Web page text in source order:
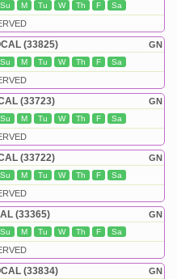
Su M Tu W Th F Sa
GN
(33825)
Su M Tu W Th F Sa
GN
(33723)
Su M Tu W Th F Sa
GN
(33722)
Su M Tu W Th F Sa
GN
(33365)
Su M Tu W Th F Sa
GN
(33834)